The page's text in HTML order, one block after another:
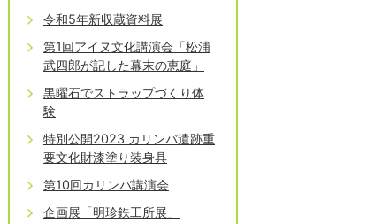
令和5年新収蔵資料展
第1回アイヌ文化講演会「松浦
武四郎が記した幕末の恵庭」
黒曜石でストラップづくり体
験
特別公開2023 カリンバ遺跡重
要文化財漆塗り装身具
第10回カリンバ講演会
企画展「明珍鉄工所展」